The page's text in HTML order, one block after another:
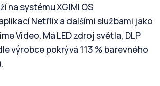
na systému XGIMI OS
Netflix a dalšími službami jako
Video. Má LED zdroj světla, DLP
výrobce pokrývá 113 % barevného